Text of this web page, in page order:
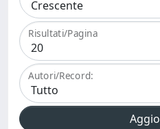
Risultati/Pagina
Autori/Record: